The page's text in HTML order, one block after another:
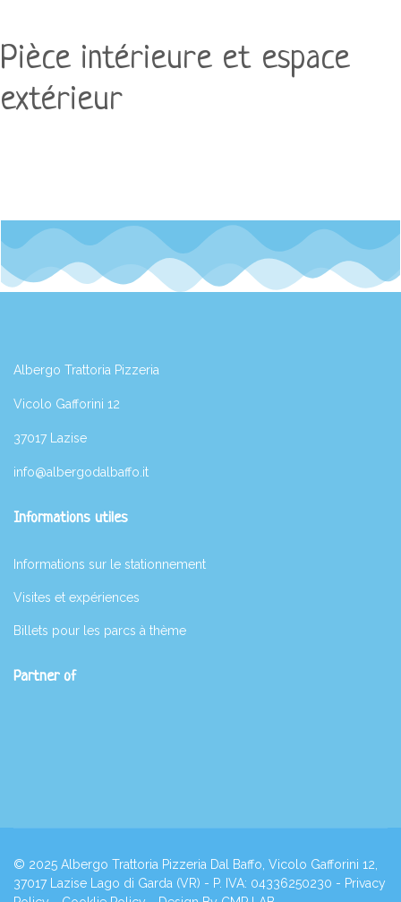
Pièce intérieure et espace
extérieur
Albergo Trattoria Pizzeria
Vicolo Gafforini 12
37017 Lazise
info@albergodalbaffo.it
Informations utiles
Informations sur le stationnement
Visites et expériences
Billets pour les parcs à thème
Partner of
© 2025 Albergo Trattoria Pizzeria Dal Baffo, Vicolo Gafforini 12,
37017 Lazise Lago di Garda (VR) - P. IVA: 04336250230 - Privacy